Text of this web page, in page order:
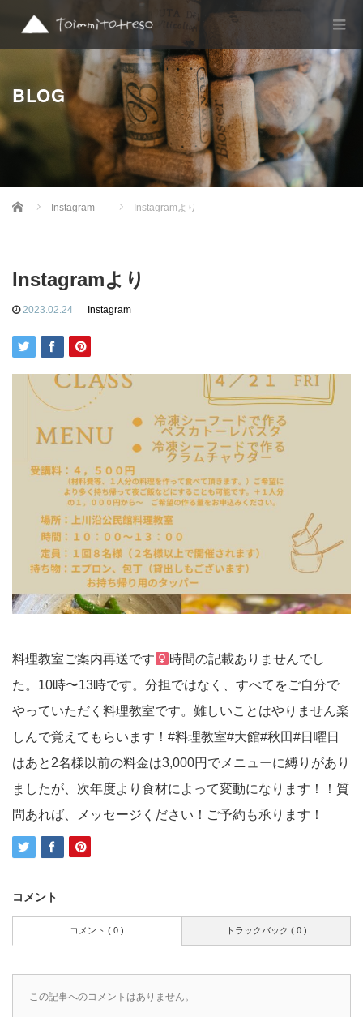
BLOG
Home Instagram Instagramより
Instagramより
2023.02.24 Instagram
料理教室ご案内再送です‍
時間の記載ありませんでし
た。10時〜13時です。分担ではなく、すべてをご自分で
やっていただく料理教室です。難しいことはやりません楽
しんで覚えてもらいます！#料理教室#大館#秋田#日曜日
はあと2名様以前の料金は3,000円でメニューに縛りがあり
ましたが、次年度より食材によって変動になります！！質
問あれば、メッセージください！ご予約も承ります！
コメント
コメント ( 0 ) トラックバック ( 0 )
この記事へのコメントはありません。